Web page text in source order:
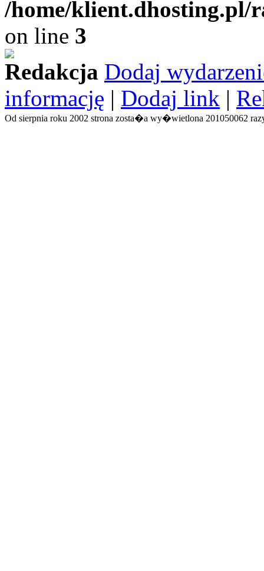
/home/
on line 3
Redakcja Dodaj
informację | Dodaj link |
Od sierpnia roku 2002 strona zosta�a wy�wietlona 201050062